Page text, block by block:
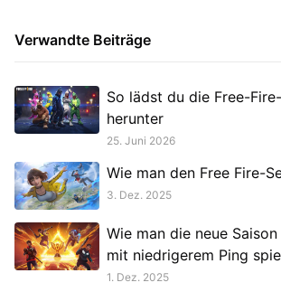
Verwandte Beiträge
So lädst du die Free-
herunter
25. Juni 2026
Wie man den Free Fire-
3. Dez. 2025
Wie man die neue
mit niedrigerem Ping
1. Dez. 2025